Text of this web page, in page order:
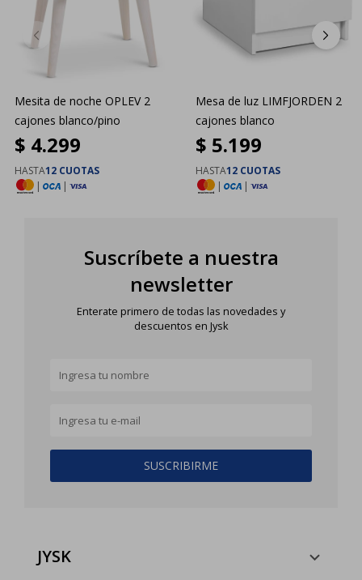
Mesita de noche OPLEV 2
cajones blanco/pino
$ 4.299
HASTA12 CUOTAS
|
|
Mesa de luz LIMFJORDEN 2
cajones blanco
$ 5.199
HASTA12 CUOTAS
|
|
Suscríbete a nuestra
newsletter
Enterate primero de todas las novedades y
descuentos en Jysk
SUSCRIBIRME
JYSK